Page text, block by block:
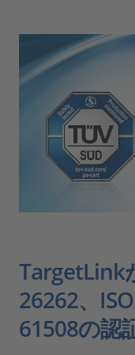
TargetLink
26262、
61508の認